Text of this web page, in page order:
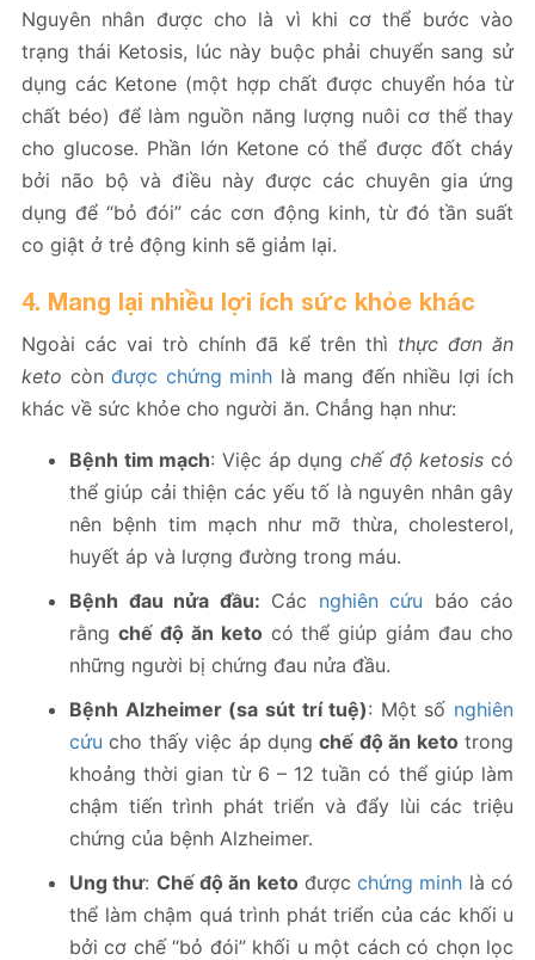
Nguyên nhân được cho là vì khi cơ thể bước vào
trạng thái Ketosis, lúc này buộc phải chuyển sang sử
dụng các Ketone (một hợp chất được chuyển hóa từ
chất béo) để làm nguồn năng lượng nuôi cơ thể thay
cho glucose. Phần lớn Ketone có thể được đốt cháy
bởi não bộ và điều này được các chuyên gia ứng
dụng để “bỏ đói” các cơn động kinh, từ đó tần suất
co giật ở trẻ động kinh sẽ giảm lại.
4. Mang lại nhiều lợi ích sức khỏe khác
Ngoài các vai trò chính đã kể trên thì thực đơn ăn
keto còn được chứng minh là mang đến nhiều lợi ích
khác về sức khỏe cho người ăn. Chẳng hạn như:
Bệnh tim mạch: Việc áp dụngchế độ ketosis có
thể giúp cải thiện các yếu tố là nguyên nhân gây
nên bệnh tim mạch như mỡ thừa, cholesterol,
huyết áp và lượng đường trong máu.
Bệnh đau nửa đầu: Các nghiên cứu báo cáo
rằng chế độ ăn ketocó thể giúp giảm đau cho
những người bị chứng đau nửa đầu.
Bệnh Alzheimer (sa sút trí tuệ): Một số nghiên
cứu cho thấy việc áp dụngchế độ ăn ketotrong
khoảng thời gian từ 6 – 12 tuần có thể giúp làm
chậm tiến trình phát triển và đẩy lùi các triệu
chứng của bệnh Alzheimer.
Ung thư: Chế độ ăn ketođượcchứng minh là có
thể làm chậm quá trình phát triển của các khối u
bởi cơ chế “bỏ đói” khối u một cách có chọn lọc